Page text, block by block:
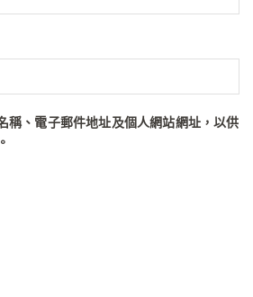
稱、電子郵件地址及個人網站網址，以供